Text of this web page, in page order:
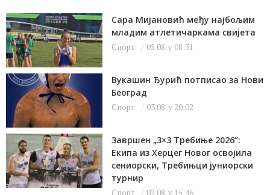
Сара Мијановић међу најбољим
младим атлетичаркама свијета
Спорт 05.08. у 08:31
Вукашин Ђурић потписао за Нови
Београд
Спорт 03.08. у 20:02
Завршен „3×3 Требиње 2026“:
Екипа из Херцег Новог освојила
сениорски, Требињци јуниорски
турнир
Спорт 02.08. у 15:46